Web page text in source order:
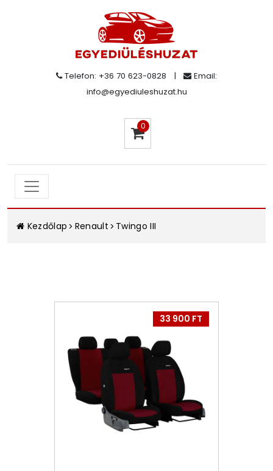
Telefon: +36 70 623-0828 |
Email:
info@egyediuleshuzat.hu
0
Kezdőlap Renault Twingo III
33 900 FT